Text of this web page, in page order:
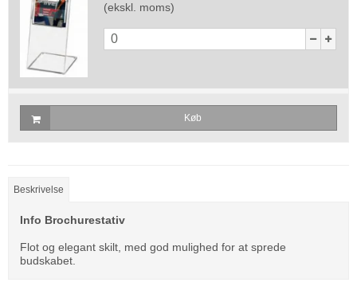
(ekskl. moms)
Køb
Beskrivelse
Info Brochurestativ
Flot og elegant skilt, med god mulighed for at sprede
budskabet.